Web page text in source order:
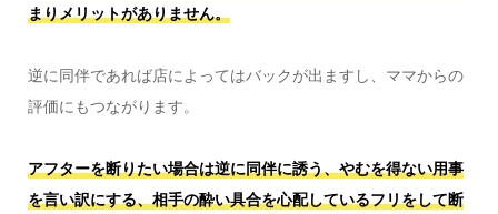
まりメリットがありません。
逆に同伴であれば店によってはバックが出ますし、ママからの
評価にもつながります。
アフターを断りたい場合は逆に同伴に誘う、やむを得ない用事
を言い訳にする、相手の酔い具合を心配しているフリをして断